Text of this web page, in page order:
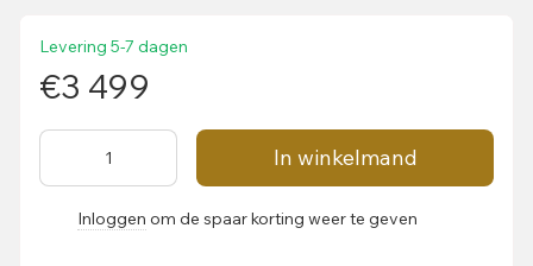
Levering 5-7 dagen
€3 499
In winkelmand
Inloggen om de spaar korting weer te geven